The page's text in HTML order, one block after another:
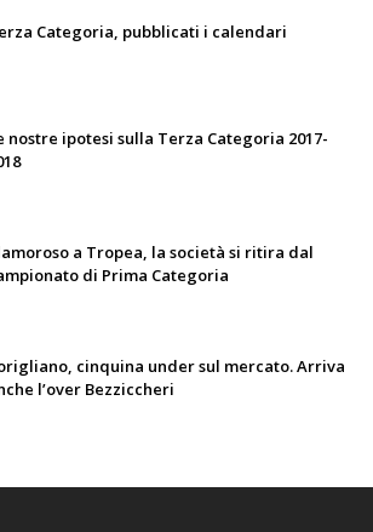
Categoria, pubblicati i calendari
nostre ipotesi sulla Terza Categoria 2017-
a Tropea, la società si ritira dal
di Prima Categoria
cinquina under sul mercato. Arriva
l’over Bezziccheri